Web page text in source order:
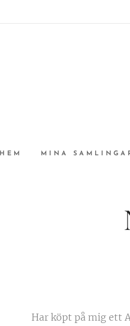
HEM MINA
Har köpt på mig ett